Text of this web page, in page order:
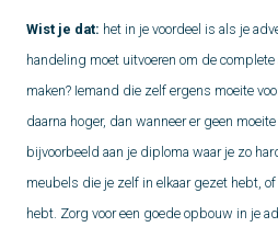
Wist je dat: het in je voordeel is als je
handeling moet uitvoeren om de
maken? Iemand die zelf ergens moeite
daarna hoger, dan wanneer er geen
bijvoorbeeld aan je diploma waar je zo
meubels die je zelf in elkaar gezet hebt,
hebt. Zorg voor een goede opbouw in je